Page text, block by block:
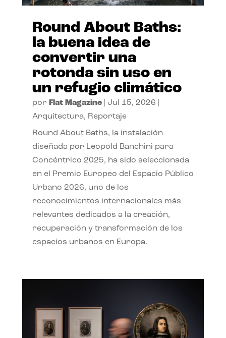
Round About Baths:
la buena idea de
convertir una
rotonda sin uso en
un refugio climático
por Flat Magazine| Jul 15, 2026
Arquitectura, Reportaje
Round About Baths, la instalación
diseñada por Leopold Banchini para
Concéntrico 2025, ha sido seleccionada
en el Premio Europeo del Espacio Público
Urbano 2026, uno de los
reconocimientos internacionales más
relevantes dedicados a la creación,
recuperación y transformación de los
espacios urbanos en Europa.